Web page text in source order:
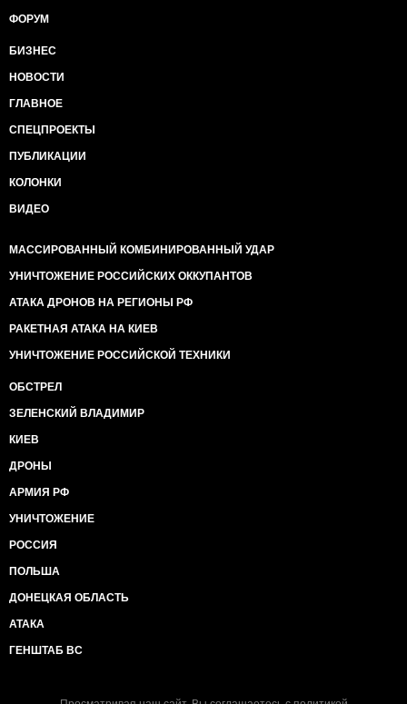
ФОРУМ
БИЗНЕС
НОВОСТИ
ГЛАВНОЕ
СПЕЦПРОЕКТЫ
ПУБЛИКАЦИИ
КОЛОНКИ
ВИДЕО
МАССИРОВАННЫЙ КОМБИНИРОВАННЫЙ УДАР
УНИЧТОЖЕНИЕ РОССИЙСКИХ ОККУПАНТОВ
АТАКА ДРОНОВ НА РЕГИОНЫ РФ
РАКЕТНАЯ АТАКА НА КИЕВ
УНИЧТОЖЕНИЕ РОССИЙСКОЙ ТЕХНИКИ
ОБСТРЕЛ
ЗЕЛЕНСКИЙ ВЛАДИМИР
КИЕВ
ДРОНЫ
АРМИЯ РФ
УНИЧТОЖЕНИЕ
РОССИЯ
ПОЛЬША
ДОНЕЦКАЯ ОБЛАСТЬ
АТАКА
ГЕНШТАБ ВС